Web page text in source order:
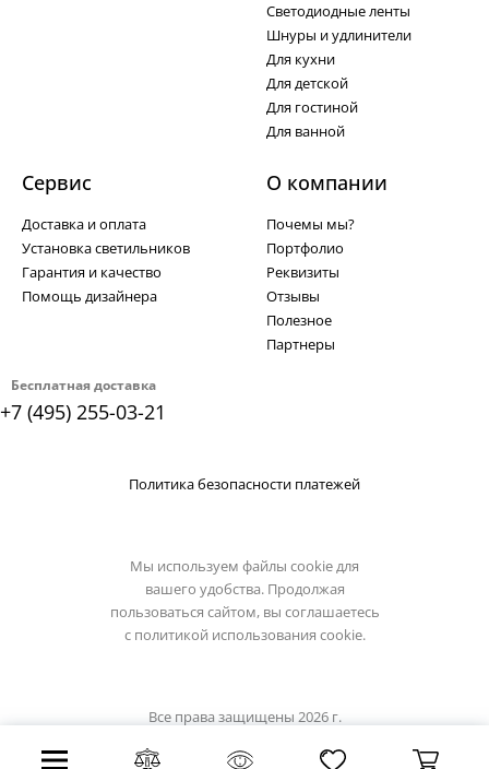
Бесплатная доставка
+7 (495) 255-03-21
Светодиодные ленты
Шнуры и удлинители
Для кухни
Для детской
Для гостиной
Для ванной
Сервис
Доставка и оплата
Установка светильников
Гарантия и качество
Помощь дизайнера
О компании
Почемы мы?
Портфолио
Реквизиты
Отзывы
Полезное
Партнеры
Политика безопасности платежей
Мы используем файлы cookie для
вашего удобства. Продолжая
пользоваться сайтом, вы соглашаетесь
с политикой использования cookie.
Все права защищены 2026 г.